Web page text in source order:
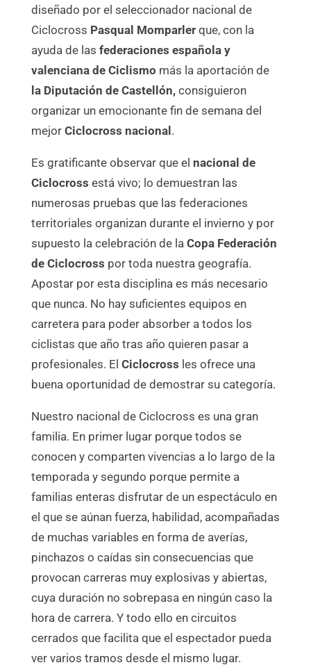
diseñado por el seleccionador nacional de
Ciclocross Pasqual Momparlerque, con la
ayuda de las federaciones española y
valenciana de Ciclismo más la aportación de
la Diputación de Castellón, consiguieron
organizar un emocionante fin de semana del
mejor Ciclocross nacional .
Es gratificante observar que el nacional de
Ciclocross está vivo; lo demuestran las
numerosas pruebas que las federaciones
territoriales organizan durante el invierno y por
supuesto la celebración de la Copa Federación
de Ciclocross por toda nuestra geografía.
Apostar por esta disciplina es más necesario
que nunca. No hay suficientes equipos en
carretera para poder absorber a todos los
ciclistas que año tras año quieren pasar a
profesionales. El Ciclocross les ofrece una
buena oportunidad de demostrar su categoría.
Nuestro nacional de Ciclocross es una gran
familia. En primer lugar porque todos se
conocen y comparten vivencias a lo largo de la
temporada y segundo porque permite a
familias enteras disfrutar de un espectáculo en
el que se aúnan fuerza, habilidad, acompañadas
de muchas variables en forma de averías,
pinchazos o caídas sin consecuencias que
provocan carreras muy explosivas y abiertas,
cuya duración no sobrepasa en ningún caso la
hora de carrera. Y todo ello en circuitos
cerrados que facilita que el espectador pueda
ver varios tramos desde el mismo lugar.